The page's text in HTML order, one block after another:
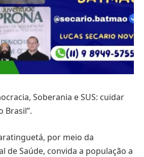
Soberania e SUS: cuidar
Brasil”.
por meio da
de Saúde, convida a população a